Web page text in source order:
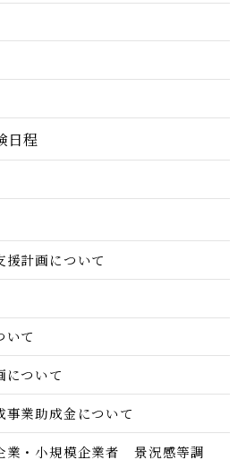
日程
計画について
いて
について
事業助成金について
・小規模企業者 景況感等調